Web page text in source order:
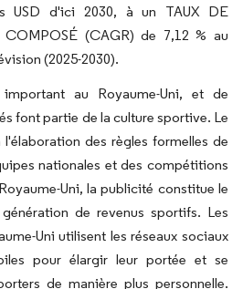
USD d'ici 2030, à un TAUX DE
COMPOSÉ (CAGR) de 7,12 % au
(2025-2030).
au Royaume-Uni, et de
font partie de la culture sportive. Le
des règles formelles de
nationales et des compétitions
Uni, la publicité constitue le
de revenus sportifs. Les
Uni utilisent les réseaux sociaux
pour élargir leur portée et se
de manière plus personnelle.